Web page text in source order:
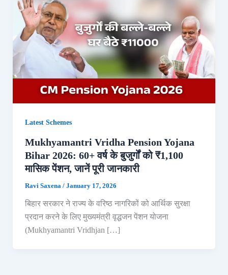
Latest Schemes
Mukhyamantri Vridha Pension Yojana
Bihar 2026: 60+ वर्ष के बुजुर्गों को ₹1,100
मासिक पेंशन, जानें पूरी जानकारी
Ravi Saxena / January 17, 2026
बिहार सरकार ने राज्य के वरिष्ठ नागरिकों को आर्थिक सुरक्षा
प्रदान करने के लिए मुख्यमंत्री वृद्धजन पेंशन योजना
(Mukhyamantri Vridhjan […]